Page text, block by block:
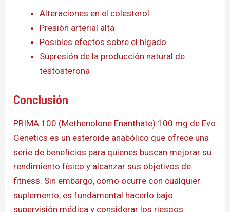
Alteraciones en el colesterol
Presión arterial alta
Posibles efectos sobre el hígado
Supresión de la producción natural de
testosterona
Conclusión
PRIMA 100 (Methenolone Enanthate) 100 mg de Evo
Genetics es un esteroide anabólico que ofrece una
serie de beneficios para quienes buscan mejorar su
rendimiento físico y alcanzar sus objetivos de
fitness. Sin embargo, como ocurre con cualquier
suplemento, es fundamental hacerlo bajo
supervisión médica y considerar los riesgos